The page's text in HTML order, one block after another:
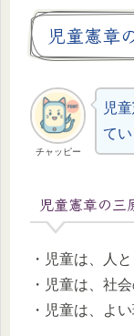
児童憲章
チャッピー
児
て
児童憲章の三
・児童は、人
・児童は、社
・児童は、よ